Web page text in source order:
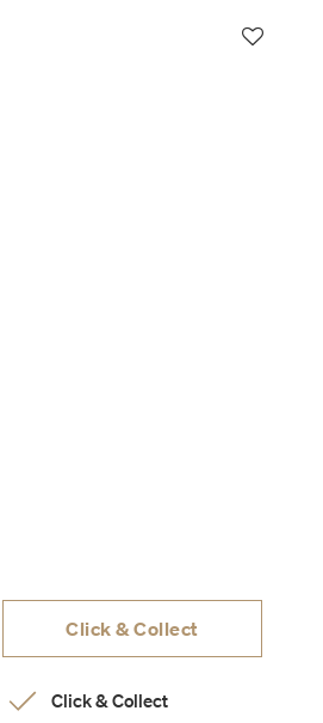
Click & Collect
Click & Collect